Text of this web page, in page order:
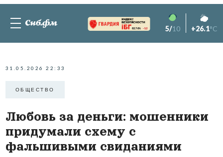
82.76% -1.2 5/10 +26.1°C
31.05.2026 22:33
ОБЩЕСТВО
Любовь за деньги: мошенники
придумали схему с
фальшивыми свиданиями